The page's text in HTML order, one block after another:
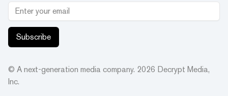
Subscribe
© A next-generation media company. 2026 Decrypt Media,
Inc.